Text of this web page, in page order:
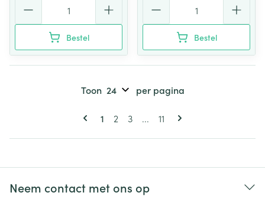
Bestel Bestel
Pagina's
U lees momenteel pagina
1 Pagina
2 Pagina
3 ... Pagina
11
Toon per pagina
Neem contact met ons op